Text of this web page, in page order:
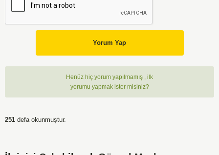
Yorum Yap
Henüz hiç yorum yapılmamış , ilk
yorumu yapmak ister misiniz?
251 defa okunmuştur.